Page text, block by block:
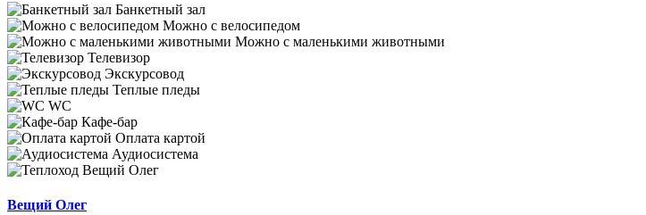
Банкетный зал
Можно с велосипедом
Можно с маленькими животными
Телевизор
Экскурсовод
Теплые пледы
WC
Кафе-бар
Оплата картой
Аудиосистема
Вещий Олег